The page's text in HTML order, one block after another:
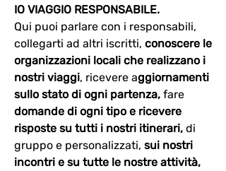
IO VIAGGIO RESPONSABILE.
Qui puoi parlare con i responsabili,
collegarti ad altri iscritti, conoscere le
organizzazioni locali che realizzano i
nostri viaggi, ricevere aggiornamenti
sullo stato di ogni partenza,
domande di ogni tipo e ricevere
risposte su tutti i nostri itinerari, di
gruppo e personalizzati, sui nostri
incontri e su tutte le nostre attività,